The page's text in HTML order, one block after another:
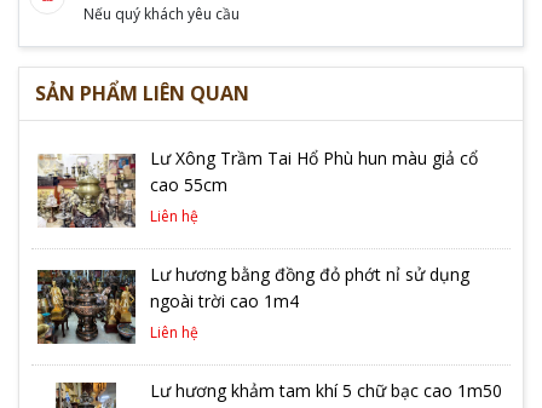
Nếu quý khách yêu cầu
SẢN PHẨM LIÊN QUAN
Lư Xông Trầm Tai Hổ Phù hun màu giả cổ
cao 55cm
Liên hệ
Lư hương bằng đồng đỏ phớt nỉ sử dụng
ngoài trời cao 1m4
Liên hệ
Lư hương khảm tam khí 5 chữ bạc cao 1m50